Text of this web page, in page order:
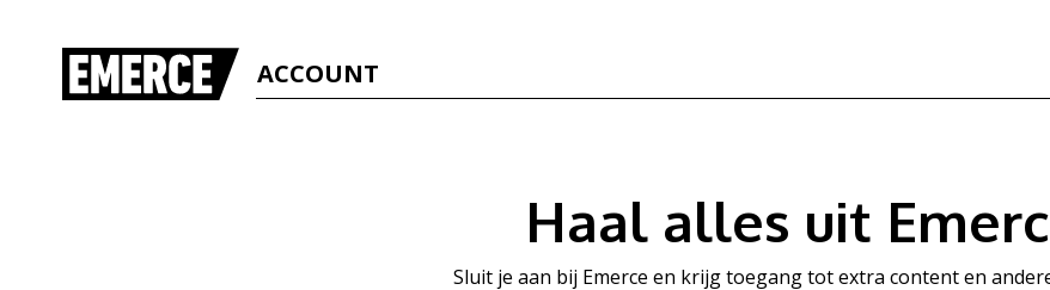
ACCOUNT
Haal alles uit
Sluit je aan bij Emerce en krijg toegang tot extra content en